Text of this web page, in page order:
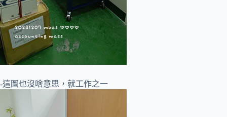
-這圖也沒啥意思，就工作之一